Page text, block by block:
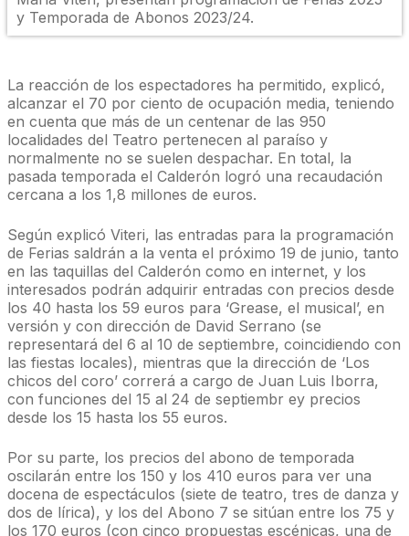
y Temporada de Abonos 2023/24.
La reacción de los espectadores ha permitido, explicó,
alcanzar el 70 por ciento de ocupación media, teniendo
en cuenta que más de un centenar de las 950
localidades del Teatro pertenecen al paraíso y
normalmente no se suelen despachar. En total, la
pasada temporada el Calderón logró una recaudación
cercana a los 1,8 millones de euros.
Según explicó Viteri, las entradas para la programación
de Ferias saldrán a la venta el próximo 19 de junio, tanto
en las taquillas del Calderón como en internet, y los
interesados podrán adquirir entradas con precios desde
los 40 hasta los 59 euros para ‘Grease, el musical’, en
versión y con dirección de David Serrano (se
representará del 6 al 10 de septiembre, coincidiendo con
las fiestas locales), mientras que la dirección de ‘Los
chicos del coro’ correrá a cargo de Juan Luis Iborra,
con funciones del 15 al 24 de septiembr ey precios
desde los 15 hasta los 55 euros.
Por su parte, los precios del abono de temporada
oscilarán entre los 150 y los 410 euros para ver una
docena de espectáculos (siete de teatro, tres de danza y
dos de lírica), y los del Abono 7 se sitúan entre los 75 y
los 170 euros (con cinco propuestas escénicas, una de